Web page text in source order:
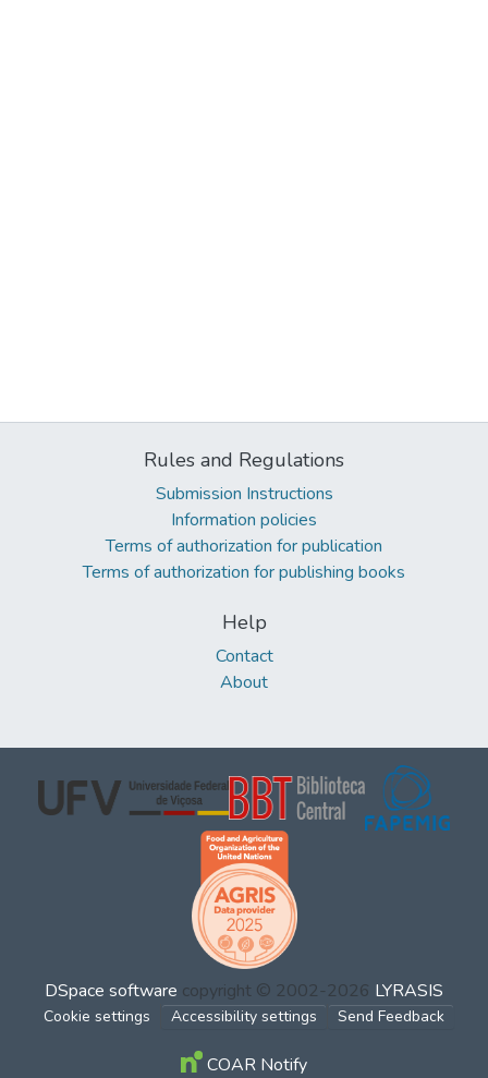
Rules and Regulations
Submission Instructions
Information policies
Terms of authorization for publication
Terms of authorization for publishing books
Help
Contact
About
DSpace software copyright © 2002-2026 LYRASIS
Cookie settings Accessibility settings Send Feedback
COAR Notify